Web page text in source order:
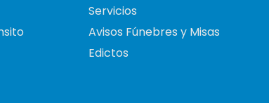
Servicios
Avisos Fúnebres y Misas
Edictos